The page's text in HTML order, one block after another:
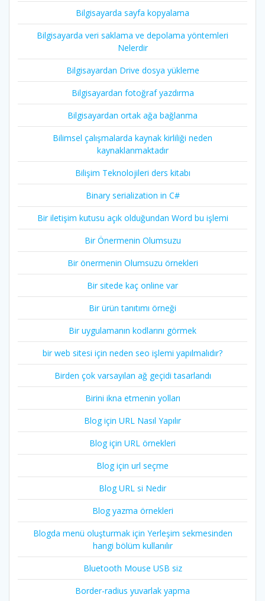
Bilgisayarda sayfa kopyalama
Bilgisayarda veri saklama ve depolama yöntemleri
Nelerdir
Bilgisayardan Drive dosya yükleme
Bilgisayardan fotoğraf yazdırma
Bilgisayardan ortak ağa bağlanma
Bilimsel çalışmalarda kaynak kirliliği neden
kaynaklanmaktadır
Bilişim Teknolojileri ders kitabı
Binary serialization in C#
Bir iletişim kutusu açık olduğundan Word bu işlemi
Bir Önermenin Olumsuzu
Bir önermenin Olumsuzu örnekleri
Bir sitede kaç online var
Bir ürün tanıtımı örneği
Bir uygulamanın kodlarını görmek
bir web sitesi için neden seo işlemi yapılmalıdır?
Birden çok varsayılan ağ geçidi tasarlandı
Birini ikna etmenin yolları
Blog için URL Nasıl Yapılır
Blog için URL örnekleri
Blog için url seçme
Blog URL si Nedir
Blog yazma örnekleri
Blogda menü oluşturmak için Yerleşim sekmesinden
hangi bölüm kullanılır
Bluetooth Mouse USB siz
Border-radius yuvarlak yapma